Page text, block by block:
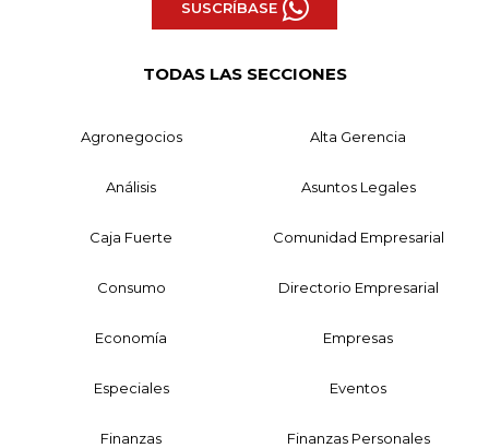
SUSCRÍBASE
TODAS LAS SECCIONES
Agronegocios Alta Gerencia
Análisis Asuntos Legales
Caja Fuerte Comunidad Empresarial
Consumo Directorio Empresarial
Economía Empresas
Especiales Eventos
Finanzas Finanzas Personales